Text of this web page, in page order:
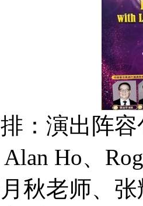
：演出阵
Alan Ho、
秋老师、